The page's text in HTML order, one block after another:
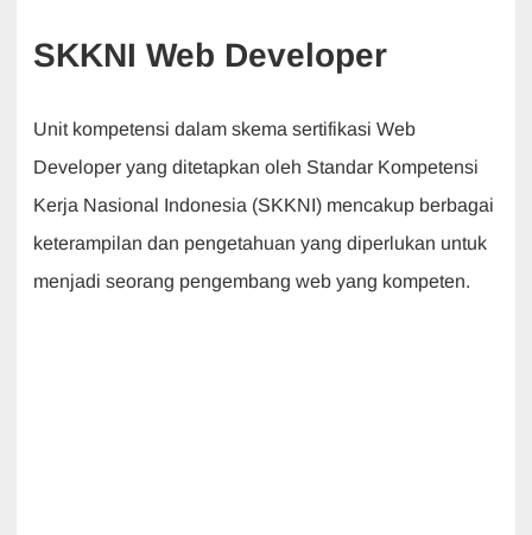
SKKNI Web Developer
Unit kompetensi dalam skema sertifikasi Web
Developer yang ditetapkan oleh Standar Kompetensi
Kerja Nasional Indonesia (SKKNI) mencakup berbagai
keterampilan dan pengetahuan yang diperlukan untuk
menjadi seorang pengembang web yang kompeten.